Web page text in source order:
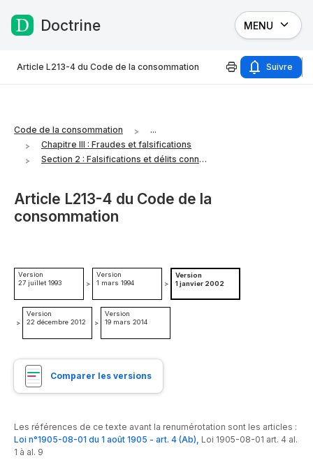
Passer au contenu
Doctrine MENU
Article L213-4 du Code de la consommation Suivre
Code de la consommation
...
Chapitre III : Fraudes et falsifications
Section 2 : Falsifications et délits connexes
Article L213-4 du Code de la
consommation
Version
27 juillet 1993
>
Version
1 mars 1994
>
Version
1 janvier 2002
>
Version
22 décembre 2012
>
Version
19 mars 2014
Comparer les versions
Les références de ce texte avant la renumérotation sont les articles :
Loi n°1905-08-01 du 1 août 1905 - art. 4 (Ab), Loi 1905-08-01 art. 4 al.
1 à al. 9